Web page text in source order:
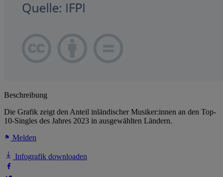
Beschreibung
Die Grafik zeigt den Anteil inländischer Musiker:innen an den Top-
10-Singles des Jahres 2023 in ausgewählten Ländern.
Melden
Infografik downloaden